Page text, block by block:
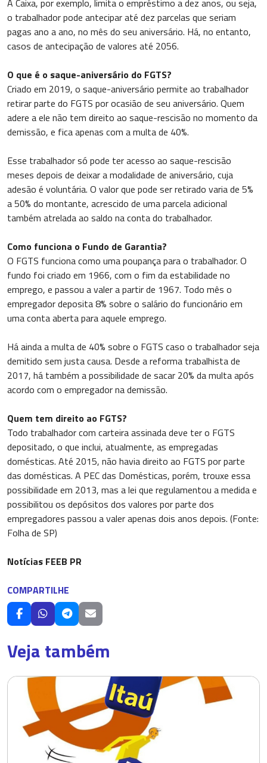
A Caixa, por exemplo, limita o empréstimo a dez anos, ou seja,
o trabalhador pode antecipar até dez parcelas que seriam
pagas ano a ano, no mês do seu aniversário. Há, no entanto,
casos de antecipação de valores até 2056.
O que é o saque-aniversário do FGTS?
Criado em 2019, o saque-aniversário permite ao trabalhador
retirar parte do FGTS por ocasião de seu aniversário. Quem
adere a ele não tem direito ao saque-rescisão no momento da
demissão, e fica apenas com a multa de 40%.
Esse trabalhador só pode ter acesso ao saque-rescisão
meses depois de deixar a modalidade de aniversário, cuja
adesão é voluntária. O valor que pode ser retirado varia de 5%
a 50% do montante, acrescido de uma parcela adicional
também atrelada ao saldo na conta do trabalhador.
Como funciona o Fundo de Garantia?
O FGTS funciona como uma poupança para o trabalhador. O
fundo foi criado em 1966, com o fim da estabilidade no
emprego, e passou a valer a partir de 1967. Todo mês o
empregador deposita 8% sobre o salário do funcionário em
uma conta aberta para aquele emprego.
Há ainda a multa de 40% sobre o FGTS caso o trabalhador seja
demitido sem justa causa. Desde a reforma trabalhista de
2017, há também a possibilidade de sacar 20% da multa após
acordo com o empregador na demissão.
Quem tem direito ao FGTS?
Todo trabalhador com carteira assinada deve ter o FGTS
depositado, o que inclui, atualmente, as empregadas
domésticas. Até 2015, não havia direito ao FGTS por parte
das domésticas. A PEC das Domésticas, porém, trouxe essa
possibilidade em 2013, mas a lei que regulamentou a medida e
possibilitou os depósitos dos valores por parte dos
empregadores passou a valer apenas dois anos depois. (Fonte:
Folha de SP)
Notícias FEEB PR
COMPARTILHE
Veja também